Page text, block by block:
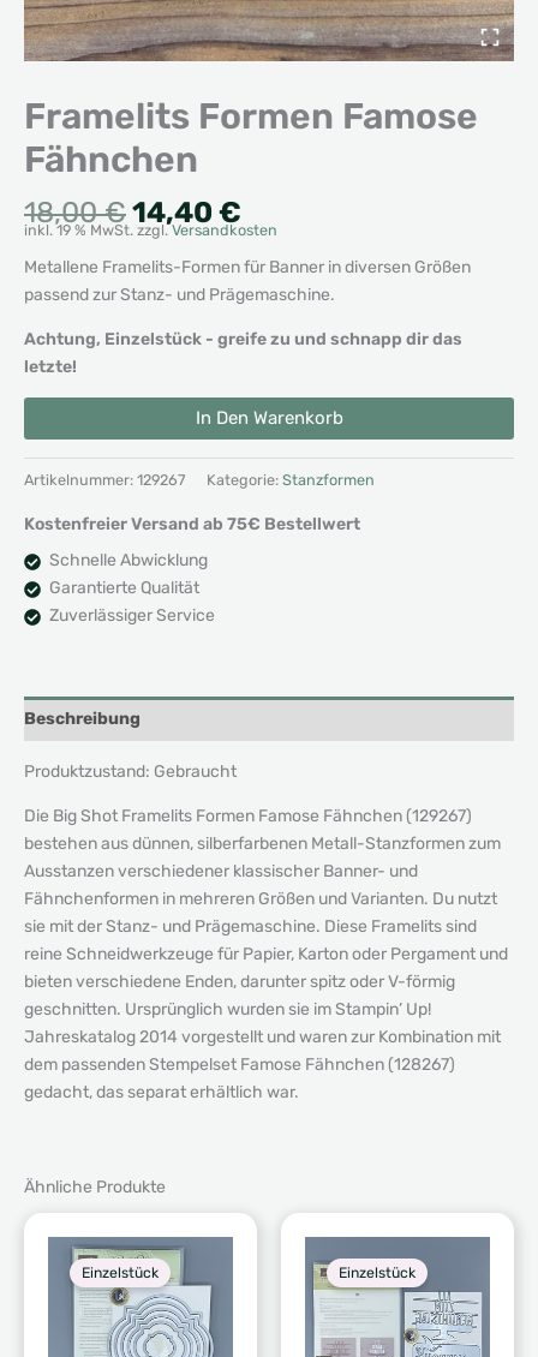
Framelits Formen Famose
Fähnchen
18,00€Ursprünglicher
Preis
war:
18,00 €
14,40 €
Preis
ist:
14,40 €.
inkl. 19 % MwSt. zzgl.Versandkosten
Metallene Framelits-Formen für Banner in diversen Größen
passend zur Stanz- und Prägemaschine.
Achtung, Einzelstück - greife zu und schnapp dir das
letzte!
Framelits
Fähnchen
In Den Warenkorb
Alternative:
Artikelnummer: 129267 Kategorie: Stanzformen
Kostenfreier Versand ab 75€ Bestellwert
Schnelle Abwicklung
Garantierte Qualität
Zuverlässiger Service
Beschreibung
Produktzustand: Gebraucht
Die Big Shot Framelits Formen Famose Fähnchen (129267)
bestehen aus dünnen, silberfarbenen Metall-Stanzformen zum
Ausstanzen verschiedener klassischer Banner- und
Fähnchenformen in mehreren Größen und Varianten. Du nutzt
sie mit der Stanz- und Prägemaschine. Diese Framelits sind
reine Schneidwerkzeuge für Papier, Karton oder Pergament und
bieten verschiedene Enden, darunter spitz oder V-förmig
geschnitten. Ursprünglich wurden sie im Stampin’ Up!
Jahreskatalog 2014 vorgestellt und waren zur Kombination mit
dem passenden Stempelset Famose Fähnchen (128267)
gedacht, das separat erhältlich war.
Ähnliche Produkte
Einzelstück Einzelstück